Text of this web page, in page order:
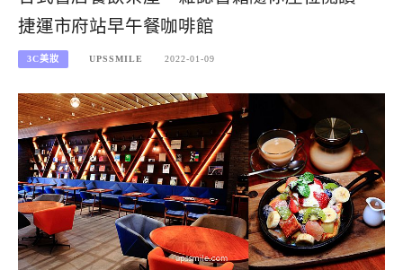
捷運市府站早午餐咖啡館
3C美妝 UPSSMILE 2022-01-09